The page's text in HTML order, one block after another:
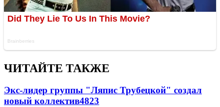
ЧИТАЙТЕ ТАКЖЕ
Экс-лидер группы "Ляпис Трубецкой" создал
новый коллектив4823